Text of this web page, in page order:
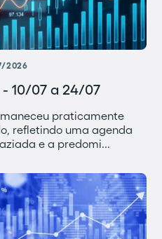
2026
10/07 a 24/07
praticamente
refletindo uma agenda
e a predomi...